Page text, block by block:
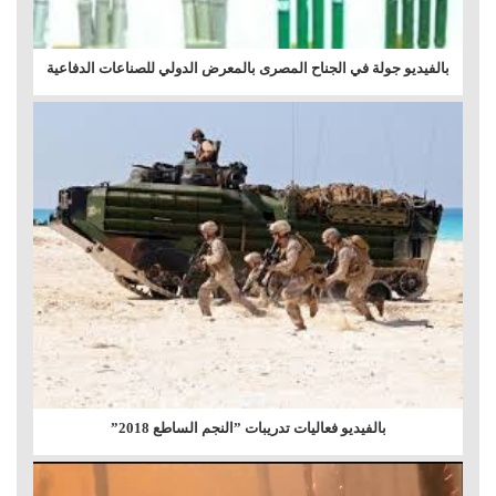
بالفيديو جولة في الجناح المصرى بالمعرض الدولي للصناعات الدفاعية
بالفيديو فعاليات تدريبات ”النجم الساطع 2018”